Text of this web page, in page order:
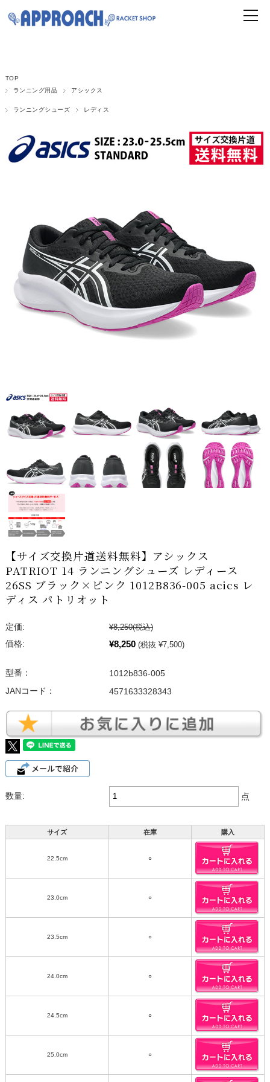
TOP
ランニング用品
アシックス
ランニングシューズ レディス
【サイズ交換片道送料無料】アシックス
PATRIOT 14 ランニングシューズ レディース
26SS ブラック×ピンク 1012B836-005 acics レ
ディス パトリオット
定価: ¥8,250(税込)
価格:
¥8,250 (税抜 ¥7,500)
型番：
1012b836-005
JANコード：
4571633328343
数量: 点
サイズ 在庫 購入
22.5cm ○
23.0cm ○
23.5cm ○
24.0cm ○
24.5cm ○
25.0cm ○